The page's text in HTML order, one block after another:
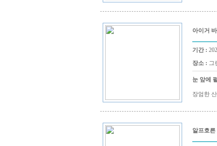
아이거
기간 :
장소 : 그
눈 앞에
장엄한
알프호른